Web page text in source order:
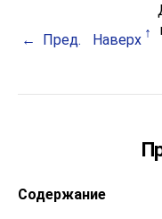
Пред. Наверх
Содержание